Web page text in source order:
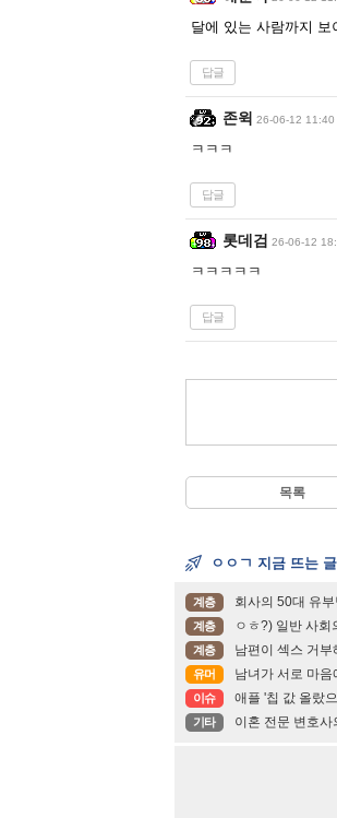
달에 있는 사람까지 보
답글
존윅 26-06-12 11:40
ㅋㅋㅋ
답글
롯데검 26-06-12
ㅋㅋㅋㅋㅋ
답글
목록
ㅇㅇㄱ 지금 뜨는 글
계층 회사의 50대 유
계층 ㅇㅎ?) 일반 사회
계층 남편이 섹스 거
유머 남녀가 서로 마음
이슈 애플 '칩 값 올랐
기타 이혼 전문 변호사